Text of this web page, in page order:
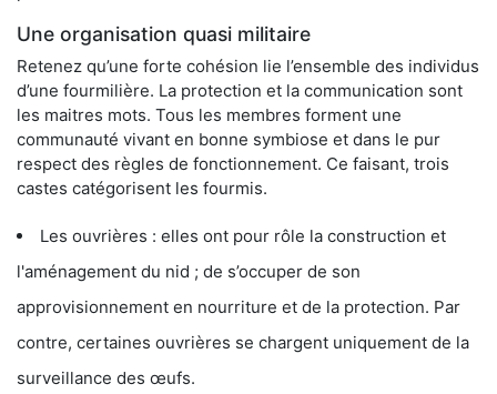
Une organisation quasi militaire
Retenez qu’une forte cohésion lie l’ensemble des individus
d’une fourmilière. La protection et la communication sont
les maitres mots. Tous les membres forment une
communauté vivant en bonne symbiose et dans le pur
respect des règles de fonctionnement. Ce faisant, trois
castes catégorisent les fourmis.
Les ouvrières : elles ont pour rôle la construction et
l'aménagement du nid ; de s’occuper de son
approvisionnement en nourriture et de la protection. Par
contre, certaines ouvrières se chargent uniquement de la
surveillance des œufs.